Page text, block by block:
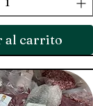
al carrito